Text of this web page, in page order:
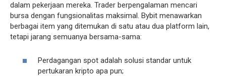
dalam pekerjaan mereka. Trader berpengalaman mencari
bursa dengan fungsionalitas maksimal. Bybit menawarkan
berbagai item yang ditemukan di satu atau dua platform lain,
tetapi jarang semuanya bersama-sama:
Perdagangan spot adalah solusi standar untuk
pertukaran kripto apa pun;